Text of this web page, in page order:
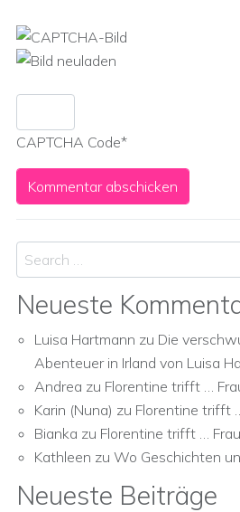
CAPTCHA Code*
Search
Neueste
Luisa Hartmann zu Die
Abenteuer in Irland von Luisa
Andrea zu Florentine trifft …
Karin (Nuna) zu Florentine trifft
Bianka zu Florentine trifft …
Kathleen zu Wo Geschichten
Neueste Beiträge